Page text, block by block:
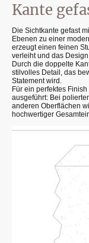
Kante
Die Sichtkante gefast
Ebenen zu einer
erzeugt einen feinen
verleiht und das
Durch die doppelte
stilvolles Detail, das
Statement wird.
Für ein perfektes
ausgeführt: Bei
anderen Oberflächen
hochwertiger